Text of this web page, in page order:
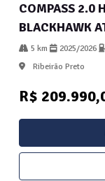
COMPASS 2.0
BLACKHAWK
5 km 2025/2026
Ribeirão Preto
R$